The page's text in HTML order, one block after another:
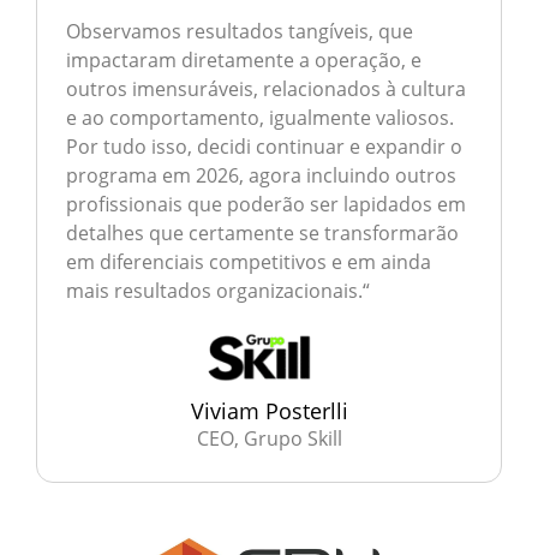
Observamos resultados tangíveis, que
impactaram diretamente a operação, e
outros imensuráveis, relacionados à cultura
e ao comportamento, igualmente valiosos.
Por tudo isso, decidi continuar e expandir o
programa em 2026, agora incluindo outros
profissionais que poderão ser lapidados em
detalhes que certamente se transformarão
em diferenciais competitivos e em ainda
mais resultados organizacionais.“
Viviam Posterlli
CEO, Grupo Skill